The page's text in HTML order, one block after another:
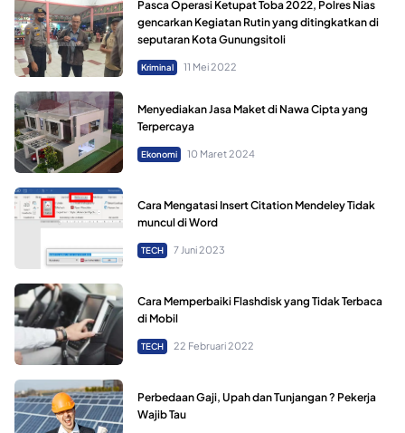
Pasca Operasi Ketupat Toba 2022, Polres Nias
gencarkan Kegiatan Rutin yang ditingkatkan di
seputaran Kota Gunungsitoli
Kriminal 11 Mei 2022
Menyediakan Jasa Maket di Nawa Cipta yang
Terpercaya
Ekonomi 10 Maret 2024
Cara Mengatasi Insert Citation Mendeley Tidak
muncul di Word
TECH 7 Juni 2023
Cara Memperbaiki Flashdisk yang Tidak Terbaca
di Mobil
TECH 22 Februari 2022
Perbedaan Gaji, Upah dan Tunjangan ? Pekerja
Wajib Tau